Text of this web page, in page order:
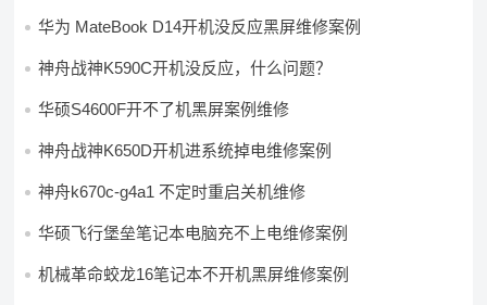
华为 MateBook D14开机没反应黑屏维修案例
神舟战神K590C开机没反应，什么问题？
华硕S4600F开不了机黑屏案例维修
神舟战神K650D开机进系统掉电维修案例
神舟k670c-g4a1 不定时重启关机维修
华硕飞行堡垒笔记本电脑充不上电维修案例
机械革命蛟龙16笔记本不开机黑屏维修案例